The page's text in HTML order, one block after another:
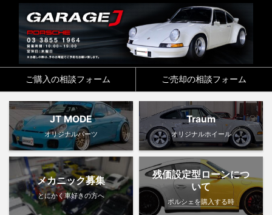
ご購入の相談フォーム ご売却の相談フォーム
JT MODE
オリジナルパーツ
Traum
オリジナルホイール
メカニック募集
とにかく車好きの方へ
残価設定型ローンにつ
いて
ポルシェを購入する時